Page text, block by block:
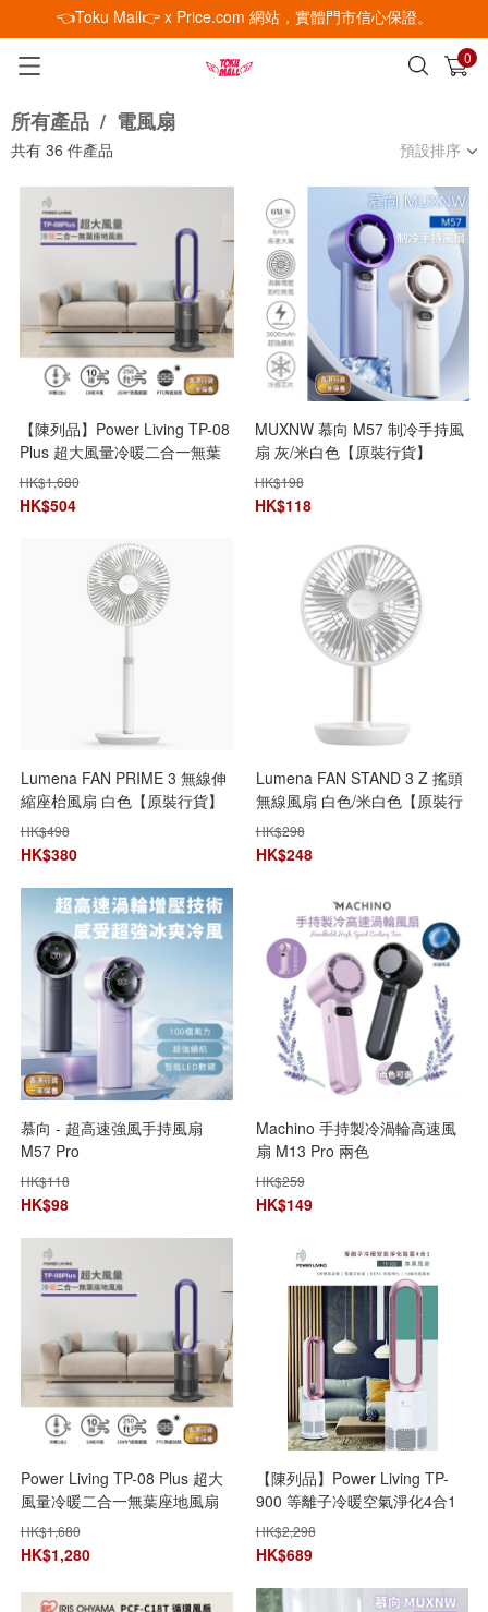
👈Toku Mall👉 x Price.com 網站，實體門市信心保證。
0
已加入購物車 查看
所有產品 / 電風扇
共有 36 件產品 預設排序
【陳列品】Power Living TP-08
Plus 超大風量冷暖二合一無葉
座地風扇
HK$1,680
HK$504
MUXNW 慕向 M57 制冷手持風
扇 灰/米白色【原裝行貨】
HK$198
HK$118
Lumena FAN PRIME 3 無線伸
縮座枱風扇 白色【原裝行貨】
HK$498
HK$380
Lumena FAN STAND 3 Z 搖頭
無線風扇 白色/米白色【原裝行
貨】
HK$298
HK$248
慕向 - 超高速強風手持風扇
M57 Pro
HK$118
HK$98
Machino 手持製冷渦輪高速風
扇 M13 Pro 兩色
HK$259
HK$149
Power Living TP-08 Plus 超大
風量冷暖二合一無葉座地風扇
【+贈送1張 百佳現金券 $50】
HK$1,680
HK$1,280
【陳列品】Power Living TP-
900 等離子冷暖空氣淨化4合1
無葉座地風扇
HK$2,298
HK$689